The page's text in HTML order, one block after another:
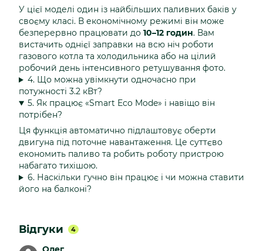
У цієї моделі один із найбільших паливних баків у
своєму класі. В економічному режимі він може
безперервно працювати до 10–12 годин. Вам
вистачить однієї заправки на всю ніч роботи
газового котла та холодильника або на цілий
робочий день інтенсивного ретушування фото.
4. Що можна увімкнути одночасно при
потужності 3.2 кВт?
5. Як працює «Smart Eco Mode» і навіщо він
потрібен?
Ця функція автоматично підлаштовує оберти
двигуна під поточне навантаження. Це суттєво
економить паливо та робить роботу пристрою
набагато тихішою.
6. Наскільки гучно він працює і чи можна ставити
його на балконі?
Відгуки 4